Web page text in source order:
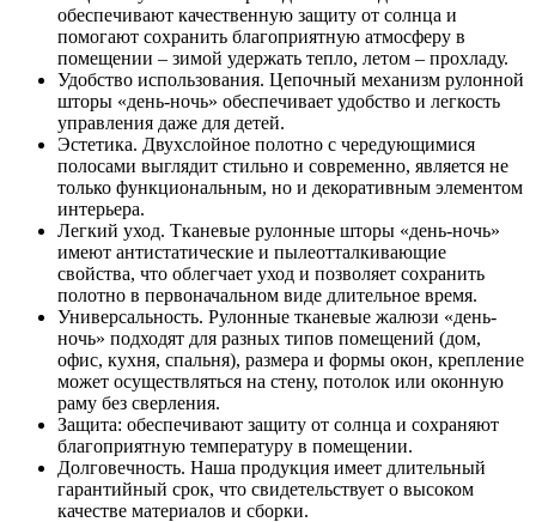
обеспечивают качественную защиту от солнца и
помогают сохранить благоприятную атмосферу в
помещении – зимой удержать тепло, летом – прохладу.
Удобство использования. Цепочный механизм рулонной
шторы «день-ночь» обеспечивает удобство и легкость
управления даже для детей.
Эстетика. Двухслойное полотно с чередующимися
полосами выглядит стильно и современно, является не
только функциональным, но и декоративным элементом
интерьера.
Легкий уход. Тканевые рулонные шторы «день-ночь»
имеют антистатические и пылеотталкивающие
свойства, что облегчает уход и позволяет сохранить
полотно в первоначальном виде длительное время.
Универсальность. Рулонные тканевые жалюзи «день-
ночь» подходят для разных типов помещений (дом,
офис, кухня, спальня), размера и формы окон, крепление
может осуществляться на стену, потолок или оконную
раму без сверления.
Защита: обеспечивают защиту от солнца и сохраняют
благоприятную температуру в помещении.
Долговечность. Наша продукция имеет длительный
гарантийный срок, что свидетельствует о высоком
качестве материалов и сборки.